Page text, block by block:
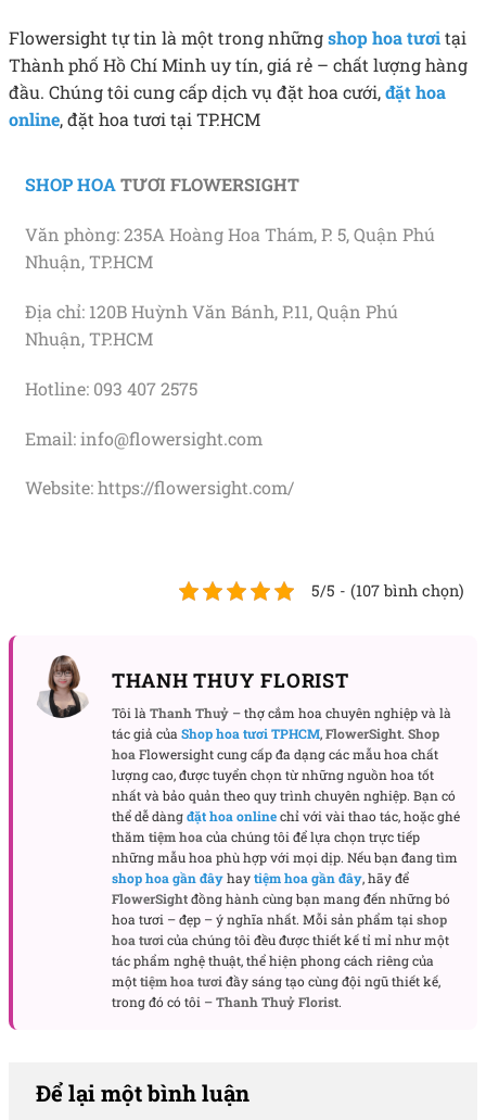
Flowersight tự tin là một trong nhữngshop hoa tươitại
Thành phố Hồ Chí Minh uy tín, giá rẻ – chất lượng hàng
đầu. Chúng tôi cung cấp dịch vụ đặt hoa cưới,đặt hoa
online, đặt hoa tươi tại TP.HCM
SHOP HOATƯƠI FLOWERSIGHT
Văn phòng: 235A Hoàng Hoa Thám, P. 5, Quận Phú
Nhuận, TP.HCM
Địa chỉ: 120B Huỳnh Văn Bánh, P.11, Quận Phú
Nhuận, TP.HCM
Hotline: 093 407 2575
Email: info@flowersight.com
Website: https://flowersight.com/
5/5 - (107 bình chọn)
THANH THUY FLORIST
Tôi là Thanh Thuỷ – thợ cắm hoa chuyên nghiệp và là
tác giả của Shop hoa tươi TPHCM,FlowerSight. Shop
hoa Flowersight cung cấp đa dạng các mẫu hoa chất
lượng cao, được tuyển chọn từ những nguồn hoa tốt
nhất và bảo quản theo quy trình chuyên nghiệp. Bạn có
thể dễ dàngđặt hoa onlinechỉ với vài thao tác, hoặc ghé
thăm tiệm hoa của chúng tôi để lựa chọn trực tiếp
những mẫu hoa phù hợp với mọi dịp. Nếu bạn đang tìm
shop hoa gần đâyhaytiệm hoa gần đây, hãy để
FlowerSightđồng hành cùng bạn mang đến những bó
hoa tươi – đẹp – ý nghĩa nhất. Mỗi sản phẩm tại shop
hoa tươi của chúng tôi đều được thiết kế tỉ mỉ như một
tác phẩm nghệ thuật, thể hiện phong cách riêng của
mộttiệm hoa tươi đầy sáng tạo cùng đội ngũ thiết kế,
trong đó có tôi –Thanh Thuỷ Florist.
Để lại một bình luận